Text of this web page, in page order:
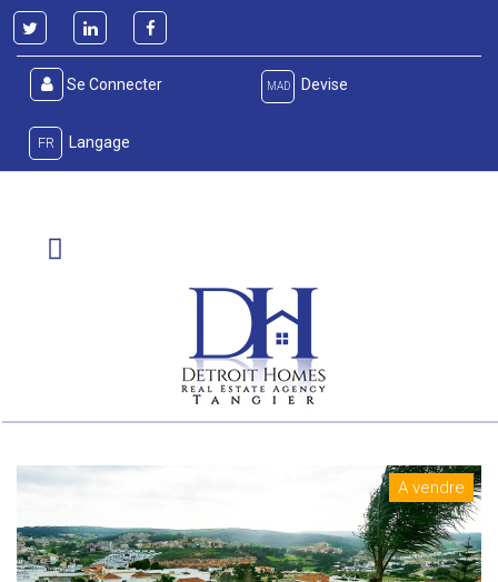
Se Connecter MAD Devise
FR Langage
A vendre